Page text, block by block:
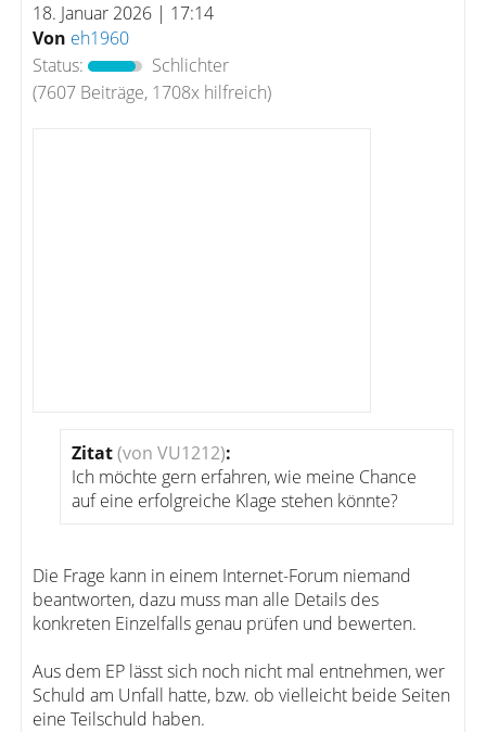
18. Januar 2026 | 17:14
Von eh1960
Status:
Schlichter
(7607 Beiträge, 1708x hilfreich)
Zitat(von VU1212):
Ich möchte gern erfahren, wie meine Chance
auf eine erfolgreiche Klage stehen könnte?
Die Frage kann in einem Internet-Forum niemand
beantworten, dazu muss man alle Details des
konkreten Einzelfalls genau prüfen und bewerten.
Aus dem EP lässt sich noch nicht mal entnehmen, wer
Schuld am Unfall hatte, bzw. ob vielleicht beide Seiten
eine Teilschuld haben.